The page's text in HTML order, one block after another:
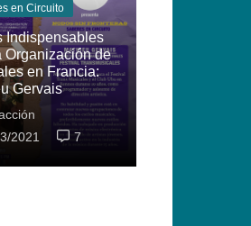
(México) en «Artistas en
Fronteras 2021
14
en Circuito
Indispensables
Organización de
en Francia:
Gervais
2021
7